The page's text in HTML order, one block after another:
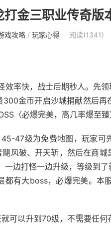
金三职业传奇版
戏攻略/ 玩家心得 阅读(1341)
率快，战士后期秒人。先
金币开启沙城捐献然后再
（必爆完美，高几率爆至臻
47级为免费地图，玩家可
风破、开天斩，然后在商城
边打怪一边升级，等级到
有大boss，必爆完美。本
可以升到70级，不需要任